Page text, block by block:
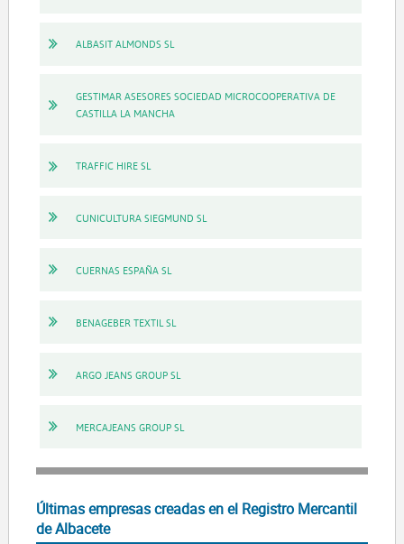
ALBASIT ALMONDS SL
GESTIMAR ASESORES SOCIEDAD MICROCOOPERATIVA DE
CASTILLA LA MANCHA
TRAFFIC HIRE SL
CUNICULTURA SIEGMUND SL
CUERNAS ESPAÑA SL
BENAGEBER TEXTIL SL
ARGO JEANS GROUP SL
MERCAJEANS GROUP SL
Últimas empresas creadas en el Registro Mercantil
de Albacete